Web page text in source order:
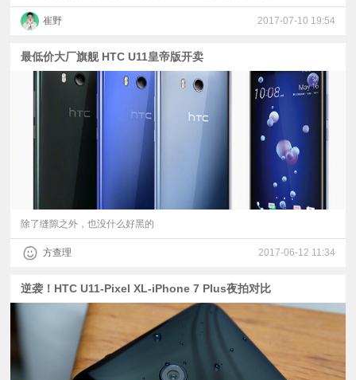
崔野 2017-07-10 19:54
最低价大厂旗舰 HTC U11皇帝版开卖
除了缝隙之外，也没什么好黑的
方查理 2017-06-12 11:34
逆袭！HTC U11-Pixel XL-iPhone 7 Plus夜拍对比